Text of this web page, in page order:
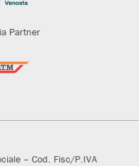
Partner
– Cod. Fisc/P.IVA